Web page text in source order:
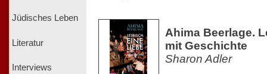
Jüdisches Leben
Literatur
Interviews
Ahima Beerlage.
mit Geschichte
Sharon Adler